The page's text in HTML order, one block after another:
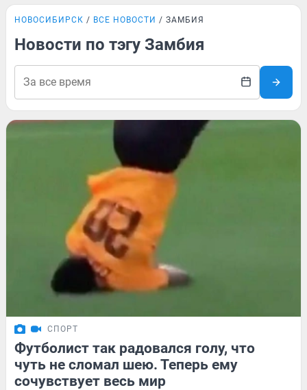
НОВОСИБИРСК ВСЕ НОВОСТИ ЗАМБИЯ
Новости по тэгу Замбия
СПОРТ
Футболист так радовался голу, что
чуть не сломал шею. Теперь ему
сочувствует весь мир